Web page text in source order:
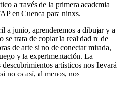
a través de la primera academia
en Cuenca para ninxs.
a junio, aprenderemos a dibujar y a
se trata de copiar la realidad ni de
de arte si no de conectar mirada,
y la experimentación. La
descubrimientos artísticos nos llevará
no es así, al menos, nos